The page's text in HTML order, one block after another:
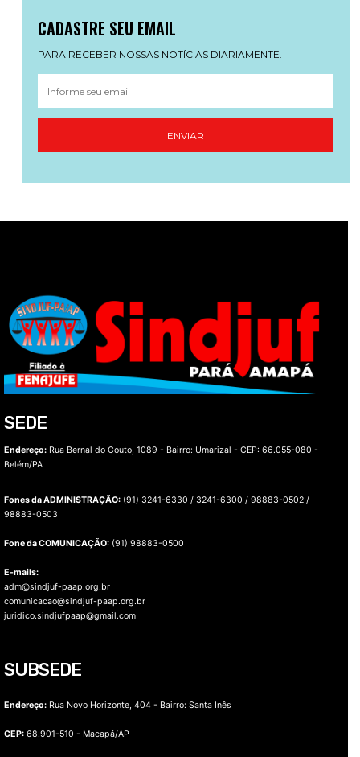
SEDE
Endereço: Rua Bernal do Couto, 1089 - Bairro: Umarizal - CEP: 66.055-080 -
Belém/PA
Fones da ADMINISTRAÇÃO: (91) 3241-6330 / 3241-6300 / 98883-0502 /
98883-0503
Fone da COMUNICAÇÃO: (91) 98883-0500
E-mails:
adm@sindjuf-paap.org.br
comunicacao@sindjuf-paap.org.br
juridico.sindjufpaap@gmail.com
SUBSEDE
Endereço: Rua Novo Horizonte, 404 - Bairro: Santa Inês
CEP: 68.901-510 - Macapá/AP